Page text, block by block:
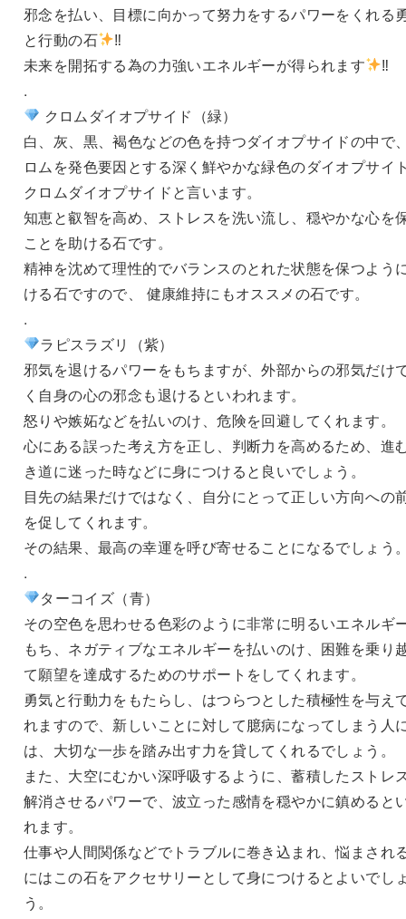
邪念を払い、目標に向かって努力をするパワーをくれる
と行動の石
‼︎
未来を開拓する為の力強いエネルギーが得られます
‼︎
.
クロムダイオプサイド（緑）
白、灰、黒、褐色などの色を持つダイオプサイドの中で
ロムを発色要因とする深く鮮やかな緑色のダイオプサイ
クロムダイオプサイドと言います。
知恵と叡智を高め、ストレスを洗い流し、穏やかな心を
ことを助ける石です。
精神を沈めて理性的でバランスのとれた状態を保つよう
ける石ですので、 健康維持にもオススメの石です。
.
ラピスラズリ（紫）
邪気を退けるパワーをもちますが、外部からの邪気だけ
く自身の心の邪念も退けるといわれます。
怒りや嫉妬などを払いのけ、危険を回避してくれます。
心にある誤った考え方を正し、判断力を高めるため、進
き道に迷った時などに身につけると良いでしょう。
目先の結果だけではなく、自分にとって正しい方向への
を促してくれます。
その結果、最高の幸運を呼び寄せることになるでしょう
.
ターコイズ（青）
その空色を思わせる色彩のように非常に明るいエネルギ
もち、ネガティブなエネルギーを払いのけ、困難を乗り
て願望を達成するためのサポートをしてくれます。
勇気と行動力をもたらし、はつらつとした積極性を与え
れますので、新しいことに対して臆病になってしまう人
は、大切な一歩を踏み出す力を貸してくれるでしょう。
また、大空にむかい深呼吸するように、蓄積したストレ
解消させるパワーで、波立った感情を穏やかに鎮めると
れます。
仕事や人間関係などでトラブルに巻き込まれ、悩まされ
にはこの石をアクセサリーとして身につけるとよいでし
う。